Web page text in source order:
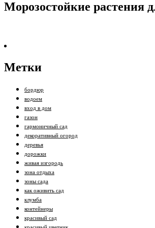
Морозостойкие растения
Метки
бордюр
водоем
вход в дом
газон
гармоничный сад
декоративный огород
деревья
дорожки
живая изгородь
зона отдыха
зоны сада
как оживить сад
клумба
контейнеры
красивый сад